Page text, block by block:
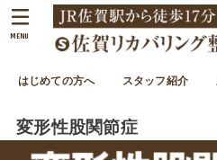
はじめての方へ スタッフ紹介
MENU
変形性股関節症